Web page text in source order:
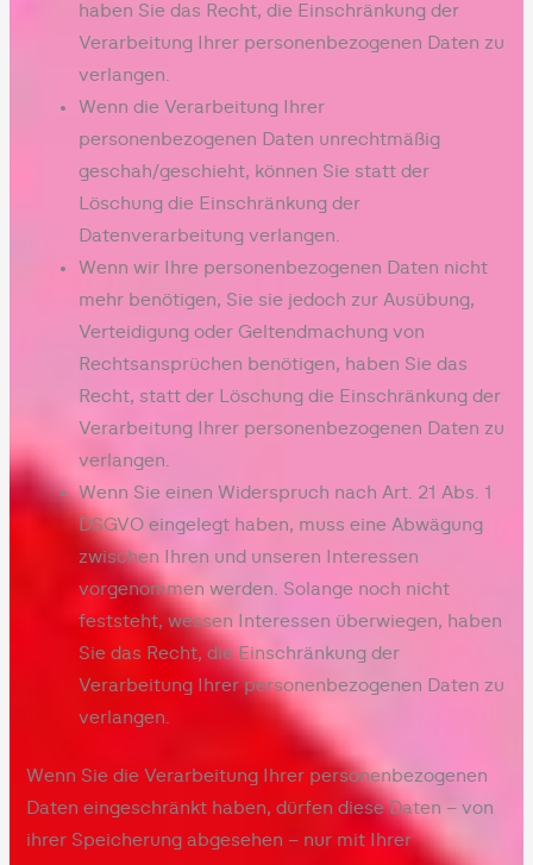
haben Sie das Recht, die Einschränkung der
Verarbeitung Ihrer personenbezogenen Daten zu
verlangen.
Wenn die Verarbeitung Ihrer
personenbezogenen Daten unrechtmäßig
geschah/geschieht, können Sie statt der
Löschung die Einschränkung der
Datenverarbeitung verlangen.
Wenn wir Ihre personenbezogenen Daten nicht
mehr benötigen, Sie sie jedoch zur Ausübung,
Verteidigung oder Geltendmachung von
Rechtsansprüchen benötigen, haben Sie das
Recht, statt der Löschung die Einschränkung der
Verarbeitung Ihrer personenbezogenen Daten zu
verlangen.
Wenn Sie einen Widerspruch nach Art. 21 Abs. 1
DSGVO eingelegt haben, muss eine Abwägung
zwischen Ihren und unseren Interessen
vorgenommen werden. Solange noch nicht
feststeht, wessen Interessen überwiegen, haben
Sie das Recht, die Einschränkung der
Verarbeitung Ihrer personenbezogenen Daten zu
verlangen.
Wenn Sie die Verarbeitung Ihrer personenbezogenen
Daten eingeschränkt haben, dürfen diese Daten – von
ihrer Speicherung abgesehen – nur mit Ihrer